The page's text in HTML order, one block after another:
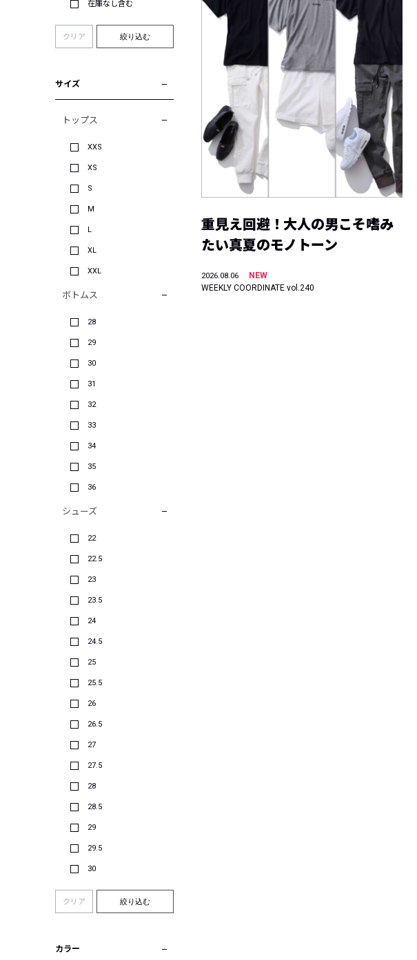
在庫なし含む
クリア 絞り込む
サイズ
トップス
XXS
XS
S
M
L
XL
XXL
ボトムス
28
29
30
31
32
33
34
35
36
シューズ
22
22.5
23
23.5
24
24.5
25
25.5
26
26.5
27
27.5
28
28.5
29
29.5
30
クリア 絞り込む
カラー
重見え回避！大人の男こそ嗜み
たい真夏のモノトーン
2026.08.06
NEW
WEEKLY COORDINATE vol.240